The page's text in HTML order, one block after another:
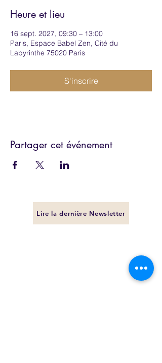
Heure et lieu
16 sept. 2027, 09:30 – 13:00
Paris, Espace Babel Zen, Cité du
Labyrinthe 75020 Paris
S'inscrire
Partager cet événement
Lire la dernière Newsletter